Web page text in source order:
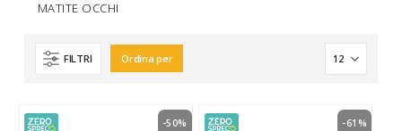
MATITE OCCHI
FILTRI Ordina per
-50% -61%